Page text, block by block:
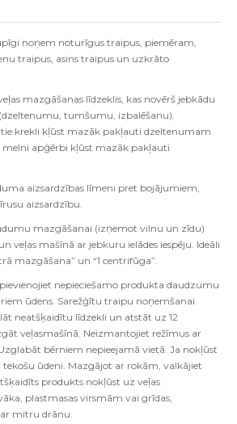
noņem noturīgus traipus, piemēram,
traipus, asins traipus un uzkrāto
mazgāšanas līdzeklis, kas novērš jebkādu
tumšumu, izbalēšanu).
krekli kļūst mazāk pakļauti dzeltenumam
apģērbi kļūst mazāk pakļauti
aizsardzības līmeni pret bojājumiem,
aizsardzību.
mazgāšanai (izņemot vilnu un zīdu)
veļas mašīnā ar jebkuru ielādes iespēju. Ideāli
mazgāšana” un “1 centrifūga”.
nepieciešamo produkta daudzumu
ūdens. Sarežģītu traipu noņemšanai
neatšķaidītu līdzekli un atstāt uz 12
veļasmašīnā. Neizmantojiet režīmus ar
bērniem nepieejamā vietā. Ja nokļūst
tekošu ūdeni. Mazgājot ar rokām, valkājiet
produkts nokļūst uz veļas
plastmasas virsmām vai grīdas,
ar mitru drānu.